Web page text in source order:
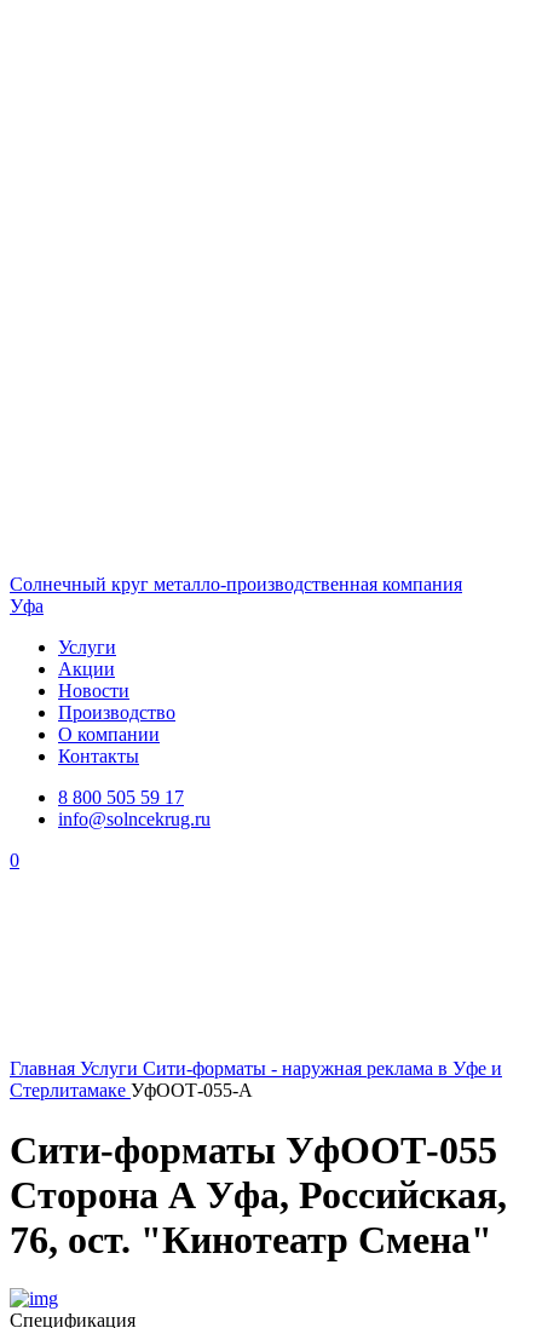
Солнечный круг металло-производственная компания
Уфа
Услуги
Акции
Новости
Производство
О компании
Контакты
8 800 505 59 17
info@solncekrug.ru
0
Главная Услуги Сити-форматы - наружная реклама в Уфе и
Стерлитамаке УфООТ-055-А
Сити-форматы УфООТ-055
Сторона А Уфа, Российская,
76, ост. "Кинотеатр Смена"
Спецификация